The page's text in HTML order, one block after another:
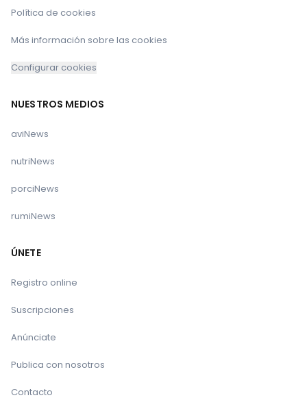
Política de cookies
Más información sobre las cookies
Configurar cookies
NUESTROS MEDIOS
aviNews
nutriNews
porciNews
rumiNews
ÚNETE
Registro online
Suscripciones
Anúnciate
Publica con nosotros
Contacto